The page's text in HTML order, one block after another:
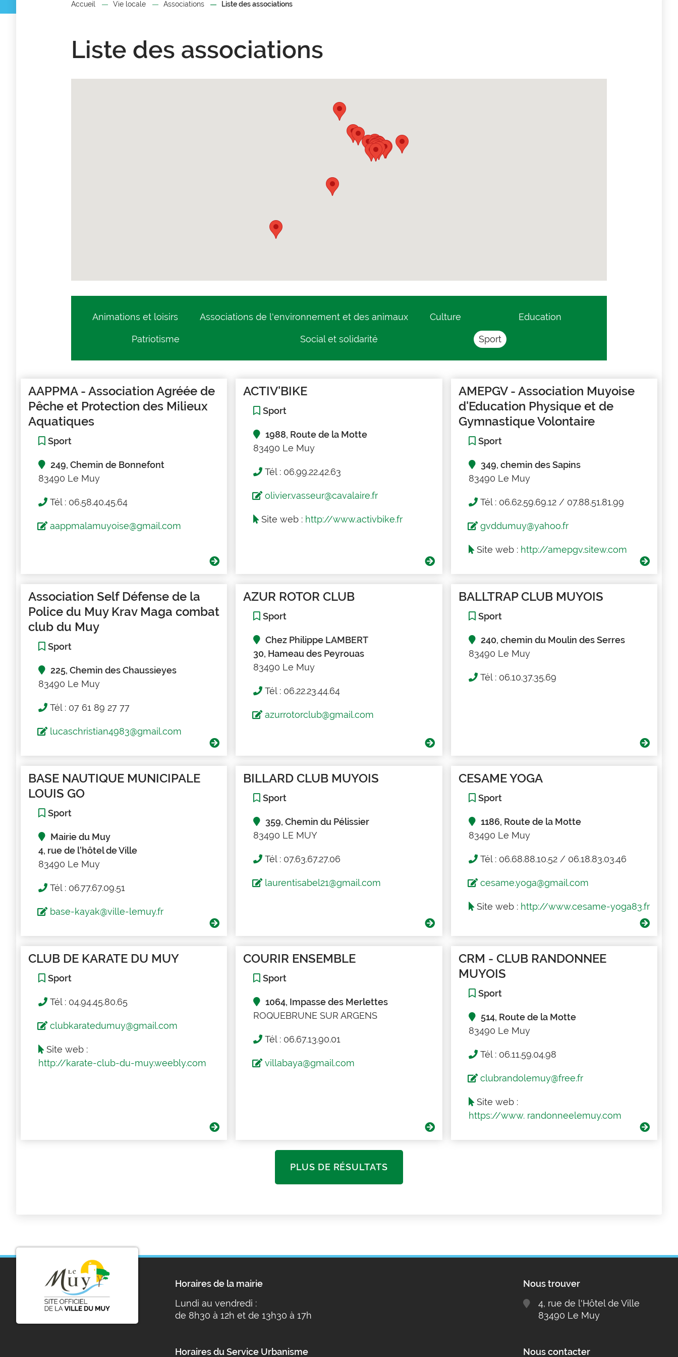
Accueil Vie locale Associations Liste des associations
Liste des associations
Animations et loisirs Associations de l'environnement et des animaux Culture Education
Patriotisme Social et solidarité Sport
AAPPMA - Association Agréée de
Pêche et Protection des Milieux
Aquatiques
Sport
249, Chemin de Bonnefont
83490 Le Muy
Tél : 06.58.40.45.64
aappmalamuyoise@gmail.com
ACTIV'BIKE
Sport
1988, Route de la Motte
83490 Le Muy
Tél : 06.99.22.42.63
olivier.vasseur@cavalaire.fr
Site web : http://www.activbike.fr
AMEPGV - Association Muyoise
d'Education Physique et de
Gymnastique Volontaire
Sport
349, chemin des Sapins
83490 Le Muy
Tél : 06.62.59.69.12 / 07.88.51.81.99
gvddumuy@yahoo.fr
Site web : http://amepgv.sitew.com
Association Self Défense de la
Police du Muy Krav Maga combat
club du Muy
Sport
225, Chemin des Chaussieyes
83490 Le Muy
Tél : 07 61 89 27 77
lucaschristian4983@gmail.com
AZUR ROTOR CLUB
Sport
Chez Philippe LAMBERT
30, Hameau des Peyrouas
83490 Le Muy
Tél : 06.22.23.44.64
azurrotorclub@gmail.com
BALLTRAP CLUB MUYOIS
Sport
240, chemin du Moulin des Serres
83490 Le Muy
Tél : 06.10.37.35.69
BASE NAUTIQUE MUNICIPALE
LOUIS GO
Sport
Mairie du Muy
4, rue de l'hôtel de Ville
83490 Le Muy
Tél : 06.77.67.09.51
base-kayak@ville-lemuy.fr
BILLARD CLUB MUYOIS
Sport
359, Chemin du Pélissier
83490 LE MUY
Tél : 07.63.67.27.06
laurentisabel21@gmail.com
CESAME YOGA
Sport
1186, Route de la Motte
83490 Le Muy
Tél : 06.68.88.10.52 / 06.18.83.03.46
cesame.yoga@gmail.com
Site web : http://www.cesame-yoga83.fr
CLUB DE KARATE DU MUY
Sport
Tél : 04.94.45.80.65
clubkaratedumuy@gmail.com
Site web :
http://karate-club-du-muy.weebly.com
COURIR ENSEMBLE
Sport
1064, Impasse des Merlettes
ROQUEBRUNE SUR ARGENS
Tél : 06.67.13.90.01
villabaya@gmail.com
CRM - CLUB RANDONNEE
MUYOIS
Sport
514, Route de la Motte
83490 Le Muy
Tél : 06.11.59.04.98
clubrandolemuy@free.fr
Site web :
https://www. randonneelemuy.com
PLUS DE RÉSULTATS
Horaires de la mairie
Lundi au vendredi :
de 8h30 à 12h et de 13h30 à 17h
Horaires du Service Urbanisme
Nous trouver
4, rue de l'Hôtel de Ville
83490 Le Muy
Nous contacter